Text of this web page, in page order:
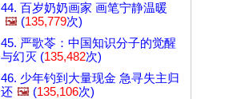
44. 百岁奶奶画家 画笔宁静温暖
🖼️ (135,779次)
45. 严歌苓：中国知识分子的觉醒
与幻灭 (135,482次)
46. 少年钓到大量现金 急寻失主归
还 🖼️ (135,106次)